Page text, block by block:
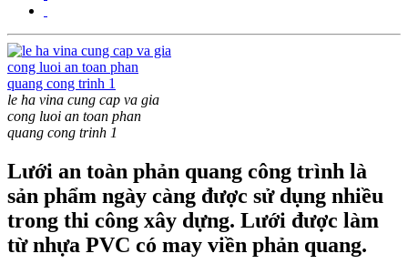
le ha vina cung cap va gia
cong luoi an toan phan
quang cong trinh 1
Lưới an toàn phản quang công trình là
sản phẩm ngày càng được sử dụng nhiều
trong thi công xây dựng. Lưới được làm
từ nhựa PVC có may viền phản quang.